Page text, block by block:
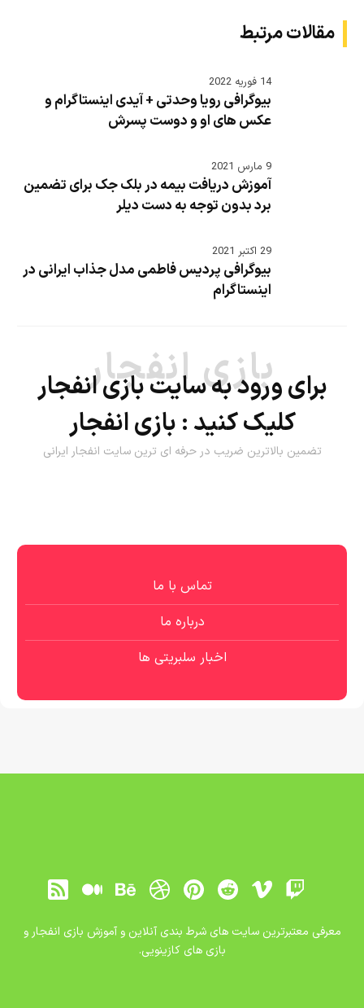
مقالات مرتبط
14 فوریه 2022
بیوگرافی رویا وحدتی + آیدی اینستاگرام و
عکس های او و دوست پسرش
9 مارس 2021
آموزش دریافت بیمه در بلک جک برای تضمین
برد بدون توجه به دست دیلر
29 اکتبر 2021
بیوگرافی پردیس فاطمی مدل جذاب ایرانی در
اینستاگرام
بازی انفجار
برای ورود به سایت بازی انفجار
کلیک کنید : بازی انفجار
تضمین بالاترین ضریب در حرفه ای ترین سایت انفجار ایرانی
تماس با ما
درباره ما
اخبار سلبریتی ها
معرفی معتبرترین سایت های شرط بندی آنلاین و آموزش بازی انفجار و
بازی های کازینویی.